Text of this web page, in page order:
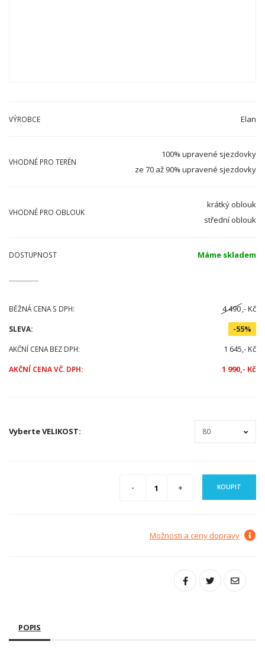
VÝROBCE Elan
VHODNÉ PRO TERÉN
100% upravené sjezdovky
ze 70 až 90% upravené sjezdovky
VHODNÉ PRO OBLOUK
krátký oblouk
střední oblouk
DOSTUPNOST Máme skladem
BĚŽNÁ CENA S DPH: 4 490,- Kč
SLEVA: -55%
AKČNÍ CENA BEZ DPH: 1 645,- Kč
AKČNÍ CENA VČ. DPH: 1 990,- Kč
VyberteVELIKOST:
KOUPIT
Možnosti a ceny dopravy
POPIS